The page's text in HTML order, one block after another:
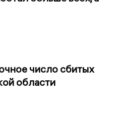
число сбитых
области